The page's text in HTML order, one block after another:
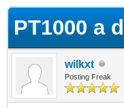
PT1000 a
wilkxt
Posting Freak